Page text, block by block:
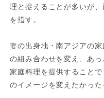
理と捉えることが多いが
を指す。
妻の出身地・南アジアの
の組み合わせを変え、あ
家庭料理を提供すること
のイメージを変えたかった